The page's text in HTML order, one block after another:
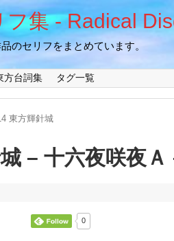
フ集 - Radical
のセリフをまとめています。
方台詞集 タグ一覧
東方輝針城
– 十六夜咲夜
0